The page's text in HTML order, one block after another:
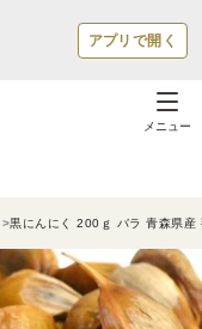
アプリで開く
メニュー
黒にんにく 200ｇ バラ 青森県産